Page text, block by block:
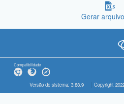
Gerar
Compatibilidade
Versão do sistema: 3.88.9 Copyright